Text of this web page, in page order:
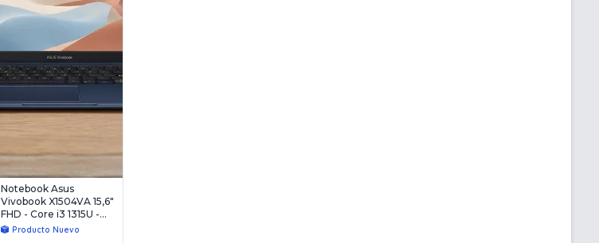
Notebook Asus
Vivobook X1504VA 15,6"
FHD - Core i3 1315U -
8Gb - 512Gb - Win11
Producto Nuevo